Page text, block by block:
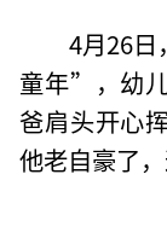
4月26
童年”，幼
爸肩头开心
他老自豪了